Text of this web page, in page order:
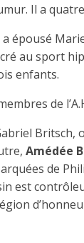
Il a
épousé
au sport
enfants.
de
Britsch,
Amédée
de
est